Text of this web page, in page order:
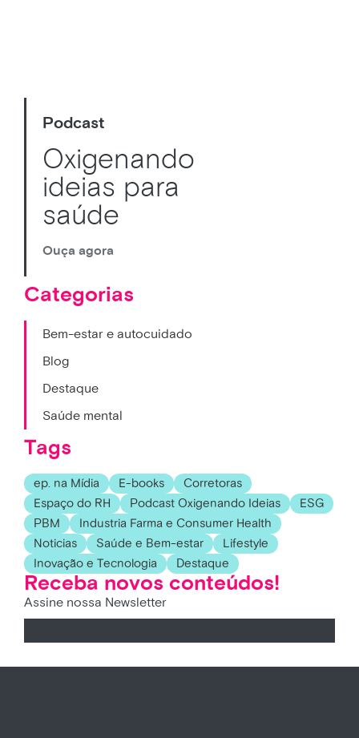
Podcast
Oxigenando
ideias para
saúde
Ouça agora
Categorias
Bem-estar e autocuidado
Blog
Destaque
Saúde mental
Tags
ep. na Mídia E-books
Corretoras
Espaço do RH
Podcast Oxigenando Ideias
ESG
PBM
Industria Farma e Consumer Health
Noticias
Saúde e Bem-estar
Lifestyle
Inovação e Tecnologia
Destaque
Receba novos conteúdos!
Assine nossa Newsletter